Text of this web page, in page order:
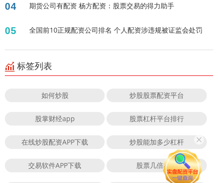
04 期货公司有配资 杨方配资：股票交易的得力助手
05 全国前10正规配资公司排名 个人配资涉违规被证监会处罚
标签列表
如何炒股 炒股股票配资平台
股掌财经app 股票杠杆平台排行
在线炒股配资APP下载 炒股能加多少杠杆
交易软件APP下载 股票几倍杠杆